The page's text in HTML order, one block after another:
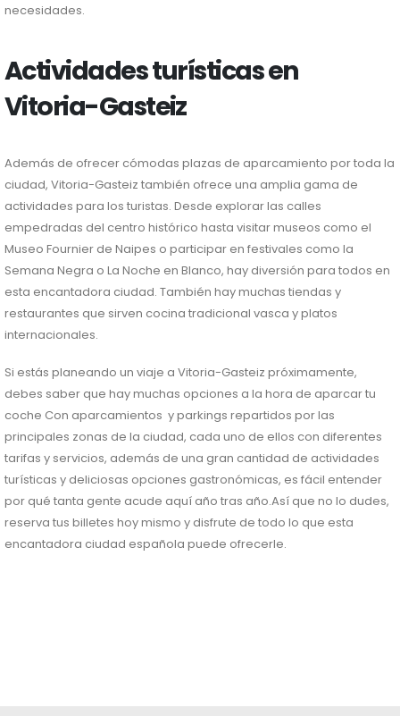
necesidades.
Actividades turísticas en
Vitoria-Gasteiz
Además de ofrecer cómodas plazas de aparcamiento por toda la
ciudad, Vitoria-Gasteiz también ofrece una amplia gama de
actividades para los turistas. Desde explorar las calles
empedradas del centro histórico hasta visitar museos como el
Museo Fournier de Naipes o participar en festivales como la
Semana Negra o La Noche en Blanco, hay diversión para todos en
esta encantadora ciudad. También hay muchas tiendas y
restaurantes que sirven cocina tradicional vasca y platos
internacionales.
Si estás planeando un viaje a Vitoria-Gasteiz próximamente,
debes saber que hay muchas opciones a la hora de aparcar tu
coche Con aparcamientos y parkings repartidos por las
principales zonas de la ciudad, cada uno de ellos con diferentes
tarifas y servicios, además de una gran cantidad de actividades
turísticas y deliciosas opciones gastronómicas, es fácil entender
por qué tanta gente acude aquí año tras año.Así que no lo dudes,
reserva tus billetes hoy mismo y disfrute de todo lo que esta
encantadora ciudad española puede ofrecerle.